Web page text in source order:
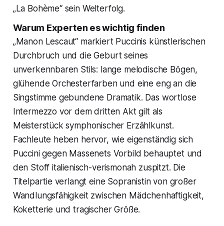
„La Bohème“ sein Welterfolg.
Warum Experten es wichtig finden
„Manon Lescaut“ markiert Puccinis künstlerischen
Durchbruch und die Geburt seines
unverkennbaren Stils: lange melodische Bögen,
glühende Orchesterfarben und eine eng an die
Singstimme gebundene Dramatik. Das wortlose
Intermezzo vor dem dritten Akt gilt als
Meisterstück symphonischer Erzählkunst.
Fachleute heben hervor, wie eigenständig sich
Puccini gegen Massenets Vorbild behauptet und
den Stoff italienisch-verismonah zuspitzt. Die
Titelpartie verlangt eine Sopranistin von großer
Wandlungsfähigkeit zwischen Mädchenhaftigkeit,
Koketterie und tragischer Größe.